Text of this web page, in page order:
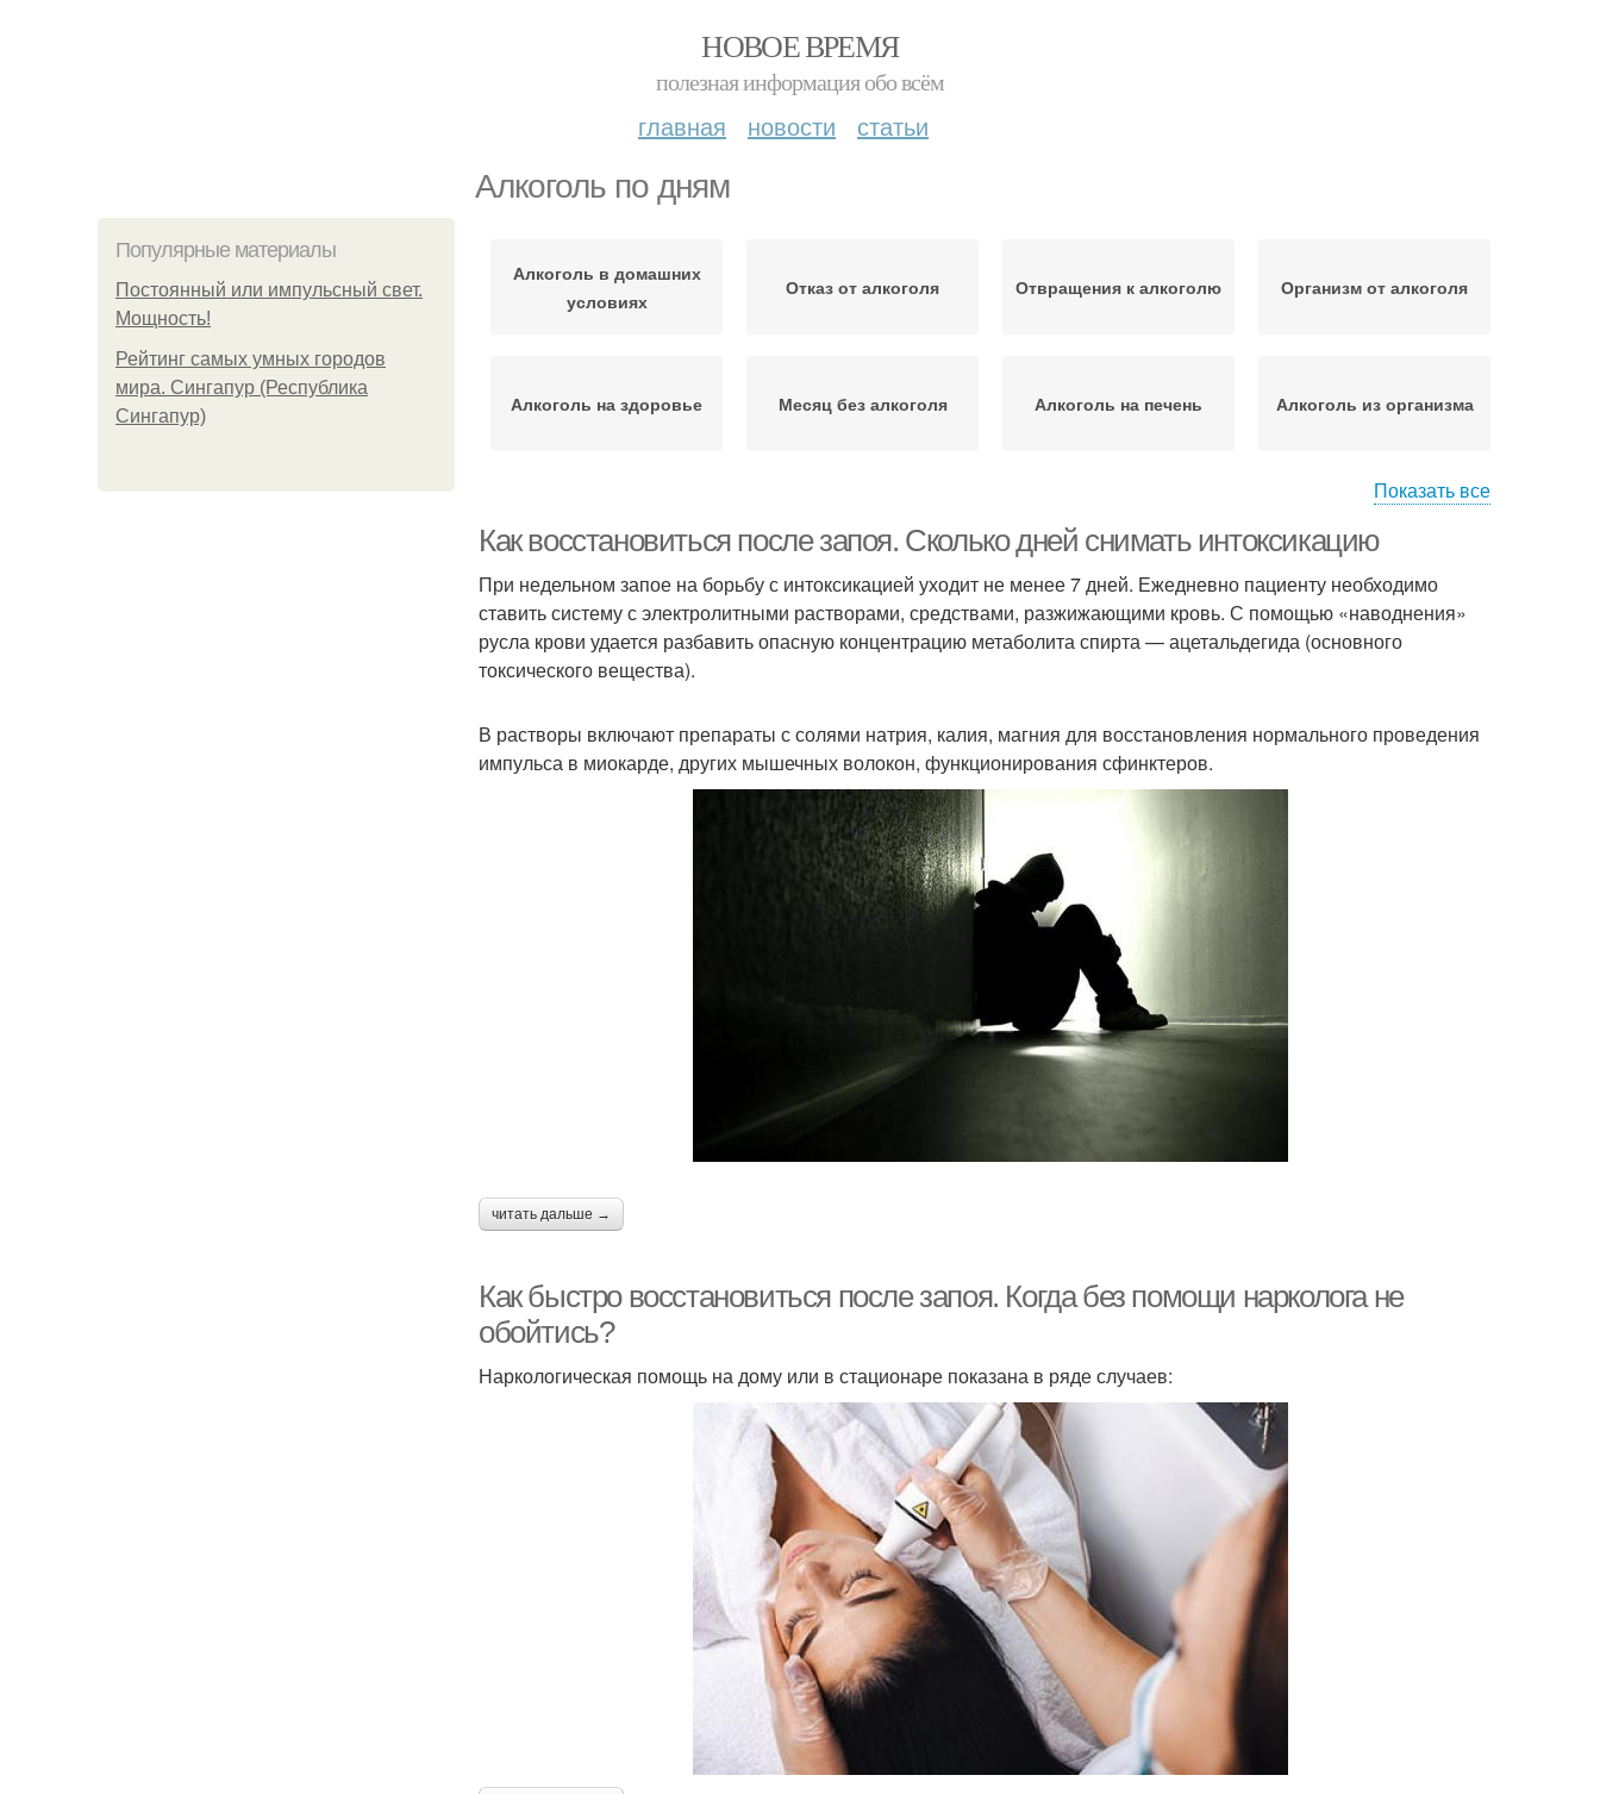
НОВОЕ ВРЕМЯ
полезная информация обо всём
главная новости статьи
Алкоголь по дням
Популярные материалы
Постоянный или импульсный свет.
Мощность!
Рейтинг самых умных городов
мира. Сингапур (Республика
Сингапур)
Алкоголь в домашних
условиях
Отказ от алкоголя Отвращения к алкоголю Организм от алкоголя
Алкоголь на здоровье Месяц без алкоголя Алкоголь на печень Алкоголь из организма
Показать все
Как восстановиться после запоя. Сколько дней снимать интоксикацию
При недельном запое на борьбу с интоксикацией уходит не менее 7 дней. Ежедневно пациенту необходимо
ставить систему с электролитными растворами, средствами, разжижающими кровь. С помощью «наводнения»
русла крови удается разбавить опасную концентрацию метаболита спирта — ацетальдегида (основного
токсического вещества).
В растворы включают препараты с солями натрия, калия, магния для восстановления нормального проведения
импульса в миокарде, других мышечных волокон, функционирования сфинктеров.
читать дальше →
Как быстро восстановиться после запоя. Когда без помощи нарколога не
обойтись?
Наркологическая помощь на дому или в стационаре показана в ряде случаев: